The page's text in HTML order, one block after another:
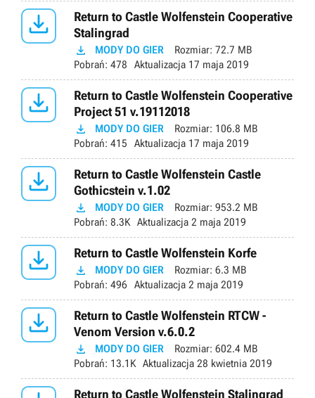

Return to Castle Wolfenstein Cooperative
Stalingrad
 MODY DO GIER Rozmiar: 72.7 MB
Pobrań: 478 Aktualizacja 17 maja 2019

Return to Castle Wolfenstein Cooperative
Project 51 v.19112018
 MODY DO GIER Rozmiar: 106.8 MB
Pobrań: 415 Aktualizacja 17 maja 2019

Return to Castle Wolfenstein Castle
Gothicstein v.1.02
 MODY DO GIER Rozmiar: 953.2 MB
Pobrań: 8.3K Aktualizacja 2 maja 2019
 Return to Castle Wolfenstein Korfe
 MODY DO GIER Rozmiar: 6.3 MB
Pobrań: 496 Aktualizacja 2 maja 2019

Return to Castle Wolfenstein RTCW -
Venom Version v.6.0.2
 MODY DO GIER Rozmiar: 602.4 MB
Pobrań: 13.1K Aktualizacja 28 kwietnia 2019
Return to Castle Wolfenstein Stalingrad